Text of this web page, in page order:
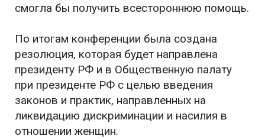
смогла бы получить всестороннюю помощь.
По итогам конференции была создана
резолюция, которая будет направлена
президенту РФ и в Общественную палату
при президенте РФ с целью введения
законов и практик, направленных на
ликвидацию дискриминации и насилия в
отношении женщин.